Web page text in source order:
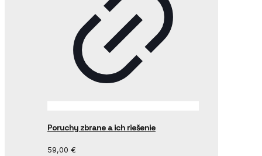
Poruchy zbrane a ich riešenie
59,00 €